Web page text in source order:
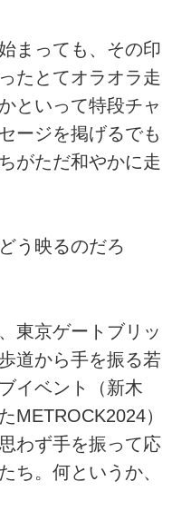
まっても、その印
たとてオラオラ走
といって特段チャ
ージを掲げるでも
がただ和やかに走
う映るのだろ
東京ゲートブリッ
道から手を振る若
イベント（新木
METROCK2024）
わず手を振って応
ち。何というか、